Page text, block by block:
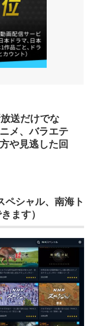
送だけでな
メ、バラエテ
や見逃した回
シャル、南海ト
ます）